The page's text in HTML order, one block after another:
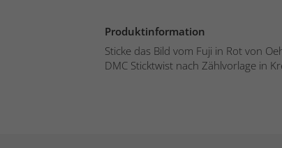
Produktinformation
Sticke das Bild vom Fuji in Rot von
DMC Sticktwist nach Zählvorlage in